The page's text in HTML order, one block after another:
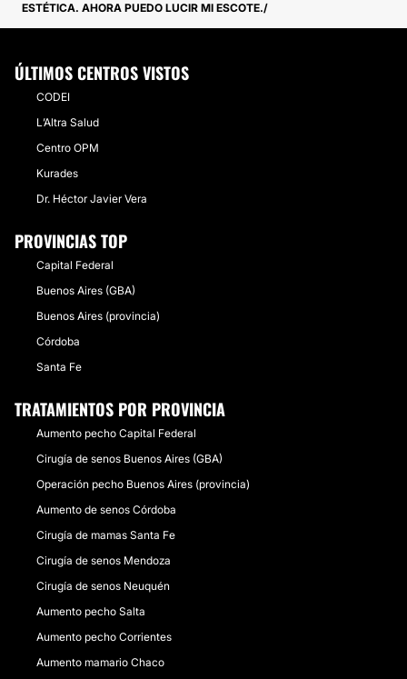
ESTÉTICA. AHORA PUEDO LUCIR MI ESCOTE.
ÚLTIMOS CENTROS VISTOS
CODEI
L’Altra Salud
Centro OPM
Kurades
Dr. Héctor Javier Vera
PROVINCIAS TOP
Capital Federal
Buenos Aires (GBA)
Buenos Aires (provincia)
Córdoba
Santa Fe
TRATAMIENTOS POR PROVINCIA
Aumento pecho Capital Federal
Cirugía de senos Buenos Aires (GBA)
Operación pecho Buenos Aires (provincia)
Aumento de senos Córdoba
Cirugía de mamas Santa Fe
Cirugía de senos Mendoza
Cirugía de senos Neuquén
Aumento pecho Salta
Aumento pecho Corrientes
Aumento mamario Chaco